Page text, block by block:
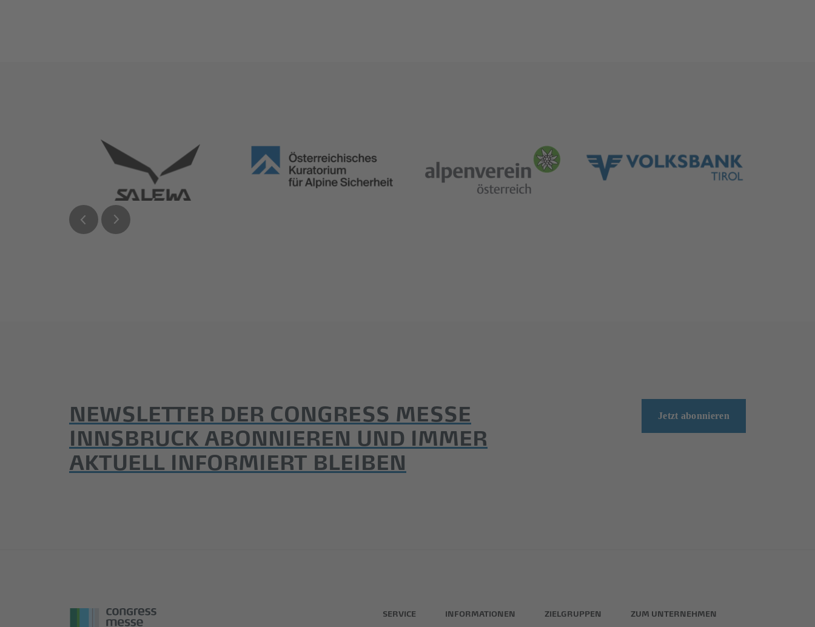
NEWSLETTER DER CONGRESS MESSE
INNSBRUCK ABONNIEREN UND IMMER
AKTUELL INFORMIERT BLEIBEN
Jetzt abonnieren
SERVICE INFORMATIONEN ZIELGRUPPEN ZUM UNTERNEHMEN